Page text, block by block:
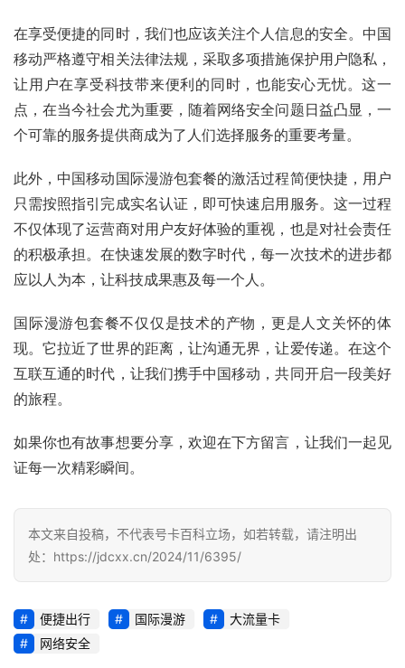
页
号
卡
百
防
诈
识
行
业
资
讯
量
卡
号
码
认
证
投稿
在享受便捷的同时，我们也应该关注个人信息的安全。中国
移动严格遵守相关法律法规，采取多项措施保护用户隐私，
让用户在享受科技带来便利的同时，也能安心无忧。这一
点，在当今社会尤为重要，随着网络安全问题日益凸显，一
个可靠的服务提供商成为了人们选择服务的重要考量。
此外，中国移动国际漫游包套餐的激活过程简便快捷，用户
只需按照指引完成实名认证，即可快速启用服务。这一过程
不仅体现了运营商对用户友好体验的重视，也是对社会责任
的积极承担。在快速发展的数字时代，每一次技术的进步都
应以人为本，让科技成果惠及每一个人。
国际漫游包套餐不仅仅是技术的产物，更是人文关怀的体
现。它拉近了世界的距离，让沟通无界，让爱传递。在这个
互联互通的时代，让我们携手中国移动，共同开启一段美好
的旅程。
如果你也有故事想要分享，欢迎在下方留言，让我们一起见
证每一次精彩瞬间。
本文来自投稿，不代表号卡百科立场，如若转载，请注明出
处：https://jdcxx.cn/2024/11/6395/
便捷出行 国际漫游
大流量卡
网络安全